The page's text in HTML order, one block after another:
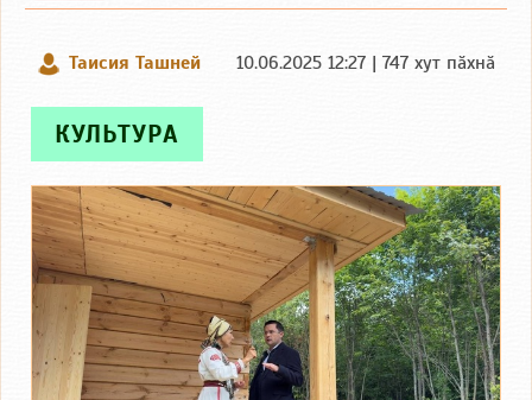
Таисия Ташней 10.06.2025 12:27 | 747 хут пӑхнӑ
КУЛЬТУРА